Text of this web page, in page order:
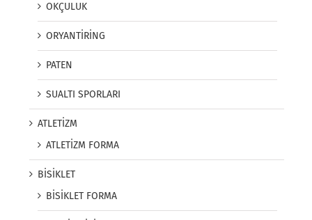
OKÇULUK
ORYANTİRİNG
PATEN
SUALTI SPORLARI
ATLETİZM
ATLETİZM FORMA
BİSİKLET
BİSİKLET FORMA